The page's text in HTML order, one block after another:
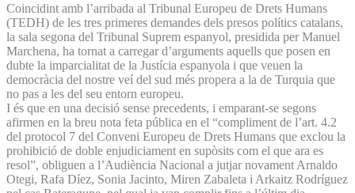
Coincidint amb l’arribada al Tribunal Europeu de Drets Humans
(TEDH) de les tres primeres demandes dels presos polítics catalans,
la sala segona del Tribunal Suprem espanyol, presidida per Manuel
Marchena, ha tornat a carregar d’arguments aquells que posen en
dubte la imparcialitat de la Justícia espanyola i que veuen la
democràcia del nostre veí del sud més propera a la de Turquia que
no pas a les del seu entorn europeu.
I és que en una decisió sense precedents, i emparant-se segons
afirmen en la breu nota feta pública en el “compliment de l’art. 4.2
del protocol 7 del Conveni Europeu de Drets Humans que exclou la
prohibició de doble enjudiciament en supòsits com el que ara es
resol”, obliguen a l’Audiència Nacional a jutjar novament Arnaldo
Otegi, Rafa Díez, Sonia Jacinto, Miren Zabaleta i Arkaitz Rodríguez